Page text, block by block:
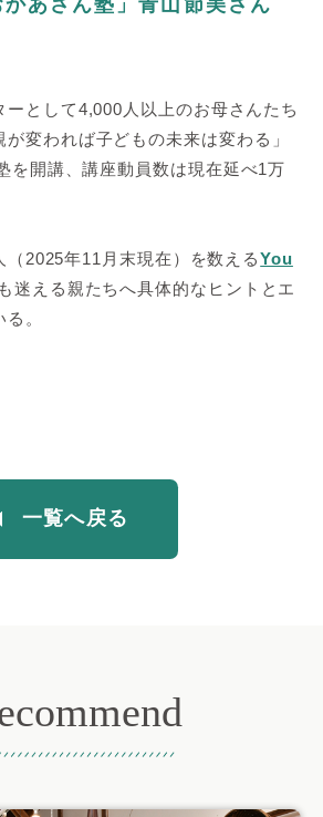
かあさん塾」青山節美さん
ーとして4,000人以上のお母さんたち
変われば子どもの未来は変わる」
を開講、講座動員数は現在延べ1万
2025年11月末現在）を数えるYou
迷える親たちへ具体的なヒントとエ
。
一覧へ戻る